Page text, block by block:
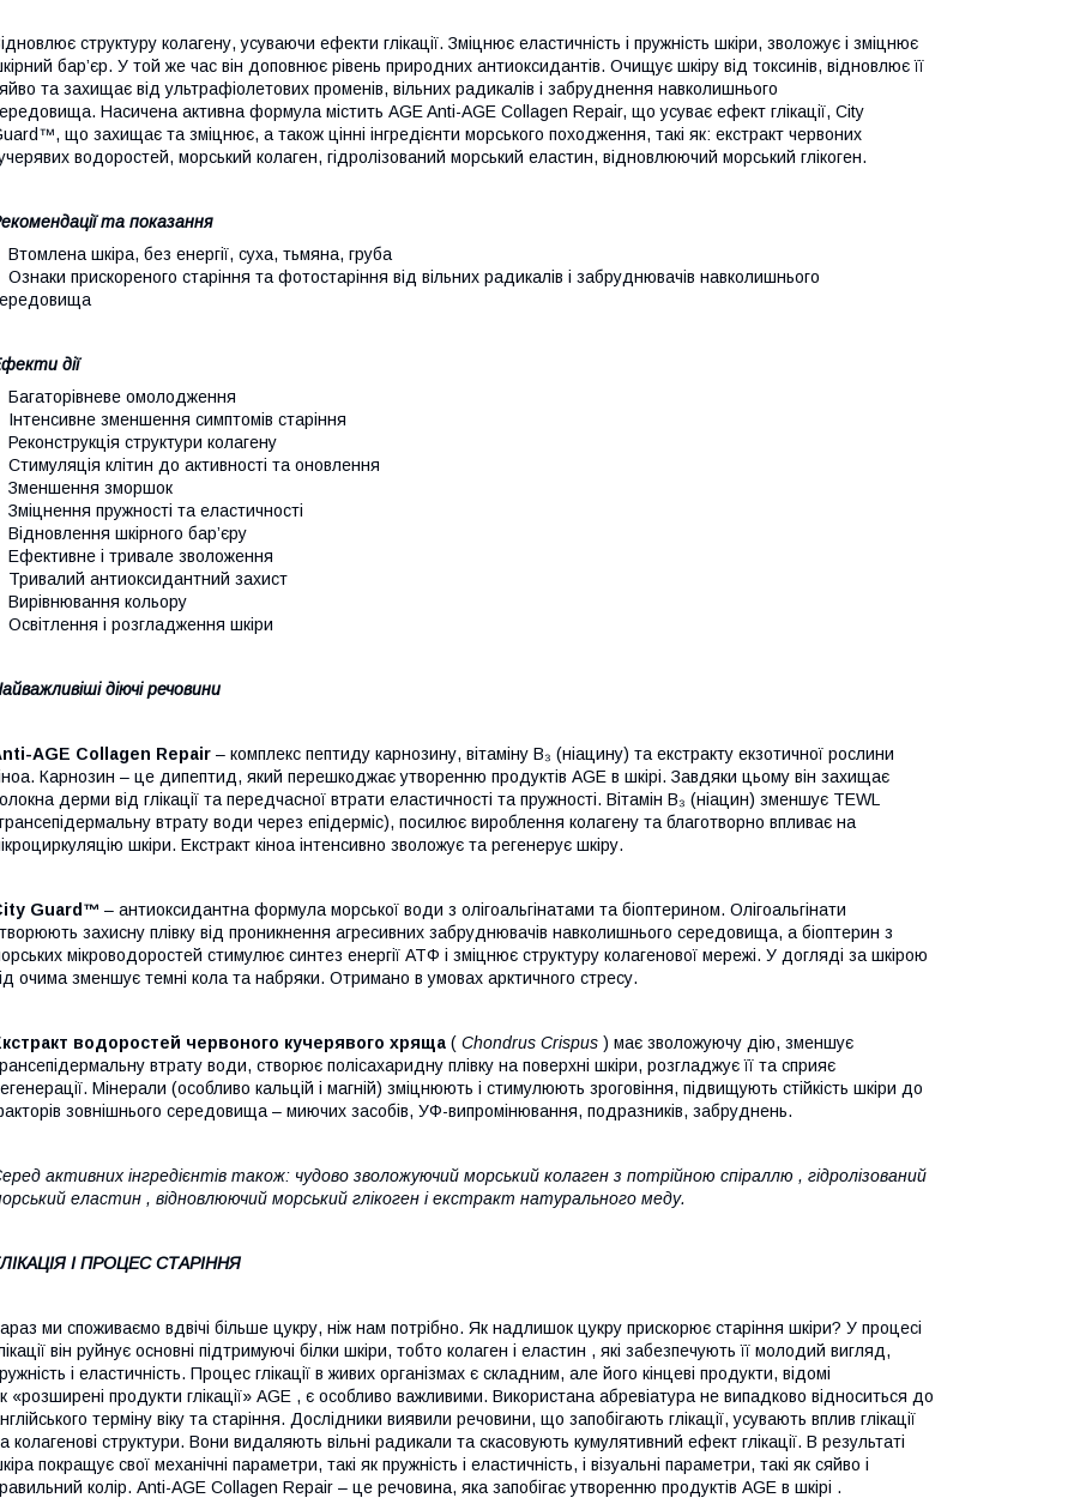
структуру колагену, усуваючи ефекти глікації. Зміцнює еластичність і пружність шкіри, зволожує і зміцнює
бар’єр. У той же час він доповнює рівень природних антиоксидантів. Очищує шкіру від токсинів, відновлює її
та захищає від ультрафіолетових променів, вільних радикалів і забруднення навколишнього
Насичена активна формула містить AGE Anti-AGE Collagen Repair, що усуває ефект глікації, City
що захищає та зміцнює, а також цінні інгредієнти морського походження, такі як: екстракт червоних
водоростей, морський колаген, гідролізований морський еластин, відновлюючий морський глікоген.
та показання
Втомлена шкіра, без енергії, суха, тьмяна, груба
Ознаки прискореного старіння та фотостаріння від вільних радикалів і забруднювачів навколишнього
дії
Багаторівневе омолодження
Інтенсивне зменшення симптомів старіння
Реконструкція структури колагену
Стимуляція клітин до активності та оновлення
Зменшення зморшок
Зміцнення пружності та еластичності
Відновлення шкірного бар’єру
Ефективне і тривале зволоження
Тривалий антиоксидантний захист
Вирівнювання кольору
Освітлення і розгладження шкіри
діючі речовини
AGE Collagen Repair – комплекс пептиду карнозину, вітаміну B₃ (ніацину) та екстракту екзотичної рослини
Карнозин – це дипептид, який перешкоджає утворенню продуктів AGE в шкірі. Завдяки цьому він захищає
дерми від глікації та передчасної втрати еластичності та пружності. Вітамін B₃ (ніацин) зменшує TEWL
втрату води через епідерміс), посилює вироблення колагену та благотворно впливає на
шкіри. Екстракт кіноа інтенсивно зволожує та регенерує шкіру.
Guard™ – антиоксидантна формула морської води з олігоальгінатами та біоптерином. Олігоальгінати
захисну плівку від проникнення агресивних забруднювачів навколишнього середовища, а біоптерин з
мікроводоростей стимулює синтез енергії АТФ і зміцнює структуру колагенової мережі. У догляді за шкірою
очима зменшує темні кола та набряки. Отримано в умовах арктичного стресу.
водоростей червоного кучерявого хряща ( Chondrus Crispus ) має зволожуючу дію, зменшує
втрату води, створює полісахаридну плівку на поверхні шкіри, розгладжує її та сприяє
Мінерали (особливо кальцій і магній) зміцнюють і стимулюють зроговіння, підвищують стійкість шкіри до
зовнішнього середовища – миючих засобів, УФ-випромінювання, подразників, забруднень.
активних інгредієнтів також: чудово зволожуючий морський колаген з потрійною спіраллю , гідролізований
еластин , відновлюючий морський глікоген і екстракт натурального меду.
І ПРОЦЕС СТАРІННЯ
ми споживаємо вдвічі більше цукру, ніж нам потрібно. Як надлишок цукру прискорює старіння шкіри? У процесі
він руйнує основні підтримуючі білки шкіри, тобто колаген і еластин , які забезпечують її молодий вигляд,
і еластичність. Процес глікації в живих організмах є складним, але його кінцеві продукти, відомі
«розширені продукти глікації» AGE , є особливо важливими. Використана абревіатура не випадково відноситься до
терміну віку та старіння. Дослідники виявили речовини, що запобігають глікації, усувають вплив глікації
колагенові структури. Вони видаляють вільні радикали та скасовують кумулятивний ефект глікації. В результаті
покращує свої механічні параметри, такі як пружність і еластичність, і візуальні параметри, такі як сяйво і
колір. Anti-AGE Collagen Repair – це речовина, яка запобігає утворенню продуктів AGE в шкірі .